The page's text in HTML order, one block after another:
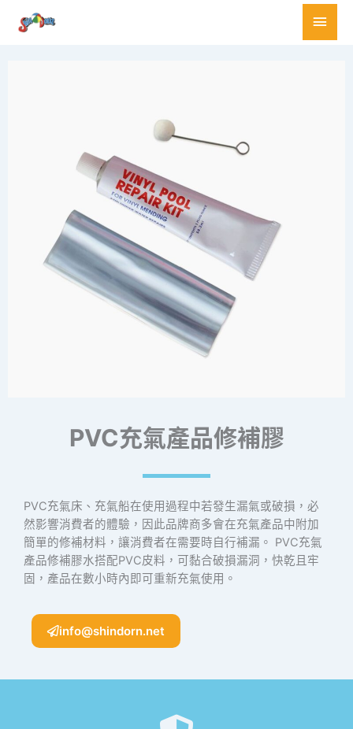
主
要
PVC充氣產品修補膠
PVC充氣床、充氣船在使用過程中若發生漏氣或破損，必
然影響消費者的體驗，因此品牌商多會在充氣產品中附加
簡單的修補材料，讓消費者在需要時自行補漏。 PVC充氣
產品修補膠水搭配PVC皮料，可黏合破損漏洞，快乾且牢
固，產品在數小時內即可重新充氣使用。
info@shindorn.net